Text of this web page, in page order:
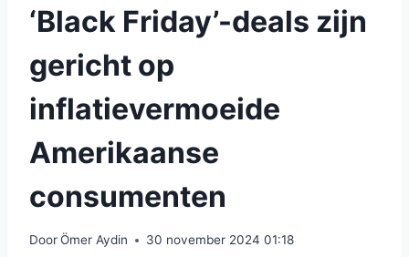
‘Black Friday’-deals zijn
gericht op
inflatievermoeide
Amerikaanse
consumenten
DoorÖmer Aydin 30 november 2024 01:18